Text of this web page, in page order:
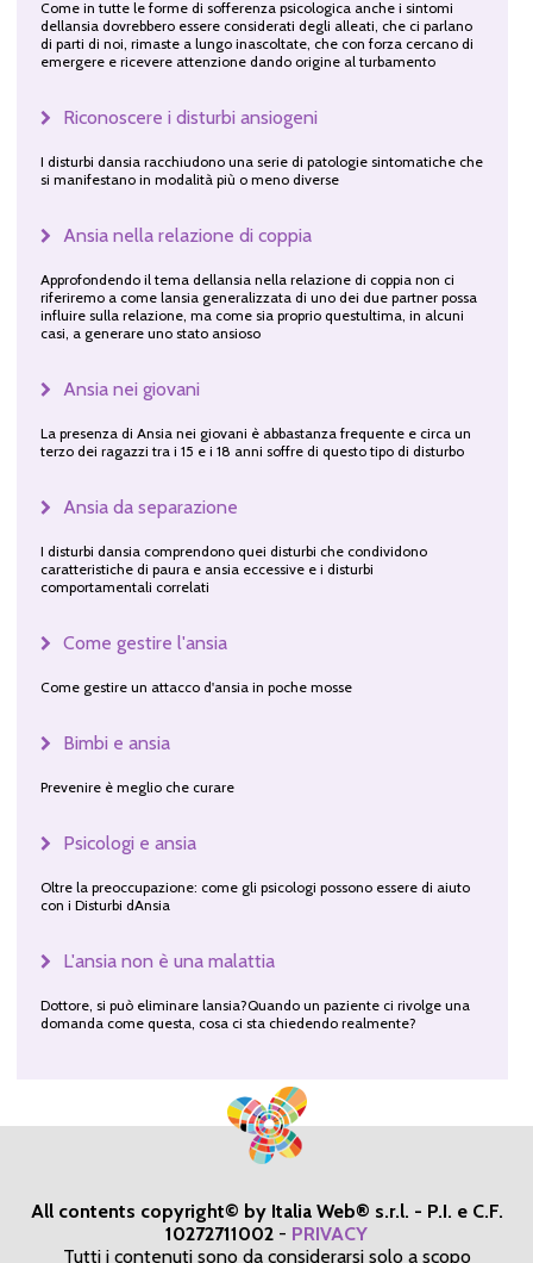
Come in tutte le forme di sofferenza psicologica anche i sintomi
dellansia dovrebbero essere considerati degli alleati, che ci parlano
di parti di noi, rimaste a lungo inascoltate, che con forza cercano di
emergere e ricevere attenzione dando origine al turbamento
Riconoscere i disturbi ansiogeni
I disturbi dansia racchiudono una serie di patologie sintomatiche che
si manifestano in modalità più o meno diverse
Ansia nella relazione di coppia
Approfondendo il tema dellansia nella relazione di coppia non ci
riferiremo a come lansia generalizzata di uno dei due partner possa
influire sulla relazione, ma come sia proprio questultima, in alcuni
casi, a generare uno stato ansioso
Ansia nei giovani
La presenza di Ansia nei giovani è abbastanza frequente e circa un
terzo dei ragazzi tra i 15 e i 18 anni soffre di questo tipo di disturbo
Ansia da separazione
I disturbi dansia comprendono quei disturbi che condividono
caratteristiche di paura e ansia eccessive e i disturbi
comportamentali correlati
Come gestire l'ansia
Come gestire un attacco d'ansia in poche mosse
Bimbi e ansia
Prevenire è meglio che curare
Psicologi e ansia
Oltre la preoccupazione: come gli psicologi possono essere di aiuto
con i Disturbi dAnsia
L'ansia non è una malattia
Dottore, si può eliminare lansia?Quando un paziente ci rivolge una
domanda come questa, cosa ci sta chiedendo realmente?
All contents copyright© by Italia Web® s.r.l. - P.I. e C.F.
10272711002 - PRIVACY
Tutti i contenuti sono da considerarsi solo a scopo